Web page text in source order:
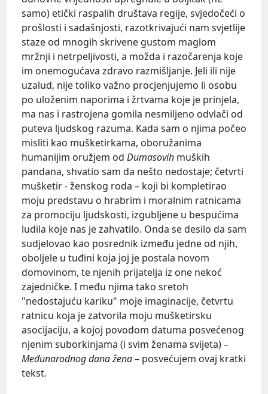
samo) etički raspalih društava regije, svjedočeći o
prošlosti i sadašnjosti, razotkrivajući nam svjetlije
staze od mnogih skrivene gustom maglom
mržnji i netrpeljivosti, a možda i razočarenja koje
im onemogućava zdravo razmišljanje. Jeli ili nije
uzalud, nije toliko važno procjenjujemo li osobu
po uloženim naporima i žrtvama koje je prinjela,
ma nas i rastrojena gomila nesmiljeno odvlači od
puteva ljudskog razuma. Kada sam o njima počeo
misliti kao mušketirkama, oboružanima
humanijim oružjem od Dumasovih muških
pandana, shvatio sam da nešto nedostaje; četvrti
mušketir - ženskog roda – koji bi kompletirao
moju predstavu o hrabrim i moralnim ratnicama
za promociju ljudskosti, izgubljene u bespućima
ludila koje nas je zahvatilo. Onda se desilo da sam
sudjelovao kao posrednik između jedne od njih,
oboljele u tuđini koja joj je postala novom
domovinom, te njenih prijatelja iz one nekoć
zajedničke. I među njima tako sretoh
"nedostajuću kariku" moje imaginacije, četvrtu
ratnicu koja je zatvorila moju mušketirsku
asocijaciju, a kojoj povodom datuma posvećenog
njenim suborkinjama (i svim ženama svijeta) –
Međunarodnog dana žena– posvećujem ovaj kratki
tekst.